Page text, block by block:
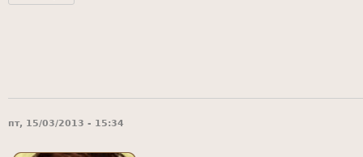
пт, 15/03/2013 - 15:34